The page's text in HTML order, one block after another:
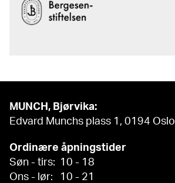
MUNCH, Bjørvika:
Edvard Munchs plass 1, 0194 Oslo
Ordinære åpningstider
Søn - tirs: 10 - 18
Ons - lør: 10 - 21